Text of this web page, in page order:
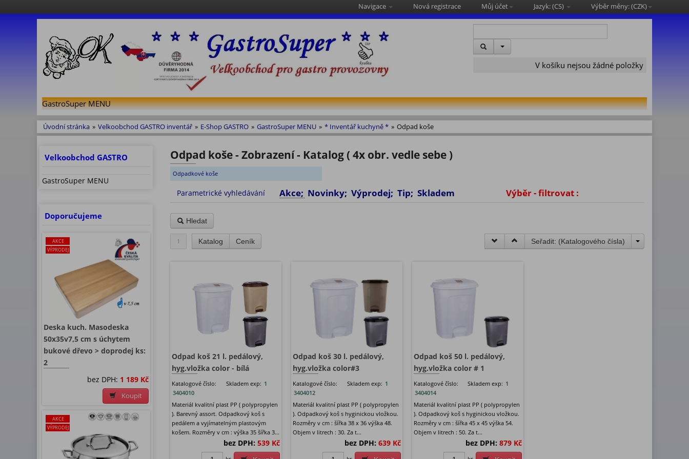
Navigace Nová registrace Můj účet Jazyk: (CS) Výběr měny: (CZK)
V košíku nejsou žádné položky
GastroSuper MENU
Úvodní stránka » Velkoobchod GASTRO inventář » E-Shop GASTRO » GastroSuper MENU » * Inventář kuchyně * » Odpad koše
Velkoobchod GASTRO
GastroSuper MENU
Doporučujeme
AKCE
VÝPRODEJ
Deska kuch. Masodeska
50x35v7,5 cm s úchytem
bukové dřevo > doprodej ks:
2
bez DPH: 1 189 Kč
Koupit
AKCE
VÝPRODEJ
Odpad koše - Zobrazení - Katalog ( 4x obr. vedle sebe )
Odpadkové koše
Parametrické vyhledávání Akce; Novinky; Výprodej; Tip; Skladem Výběr - filtrovat :
Hledat
1 Katalog Ceník Seřadit: (Katalogového čísla)
Odpad koš 21 l. pedálový,
hyg.vložka color - bílá
Katalogové číslo:
3404010
Skladem exp: 1
Materiál kvalitní plast PP ( polypropylen
). Barevný assort. Odpadkový koš s
pedálem a vyjímatelným plastovým
košem. Rozměry v cm : výška 35 šířka 3...
bez DPH: 539 Kč
Odpad koš 30 l. pedálový,
hyg.vložka color#3
Katalogové číslo:
3404012
Skladem exp: 1
Materiál kvalitní plast PP ( polypropylen
). Odpadkový koš s hyginickou vložkou.
Rozměry v cm : šířka 38 x 36 výška 48.
Objem v litrech : 30. Za t...
bez DPH: 639 Kč
Odpad koš 50 l. pedálový,
hyg.vložka color # 1
Katalogové číslo:
3404014
Skladem exp: 1
Materiál kvalitní plast PP ( polypropylen
). Odpadkový koš s hyginickou vložkou.
Rozměry v cm : šířka 45 x 45 výška 54.
Objem v litrech : 50. Za t...
bez DPH: 879 Kč